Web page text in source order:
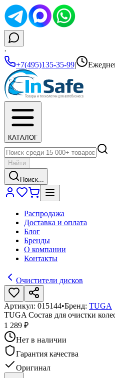
·
+7(495)135-35-99|
КАТАЛОГ
Найти
Поиск...
Распродажа
Доставка и оплата
Блог
Бренды
О компании
Контакты
Очистители дисков
Артикул: 015144•Бренд: TUGA
TUGA Состав для очистки
1 289 ₽
Нет в наличии
Гарантия качества
Оригинал